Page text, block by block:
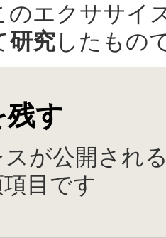
のエクササイ
研究したもの
す
スが公開され
目です